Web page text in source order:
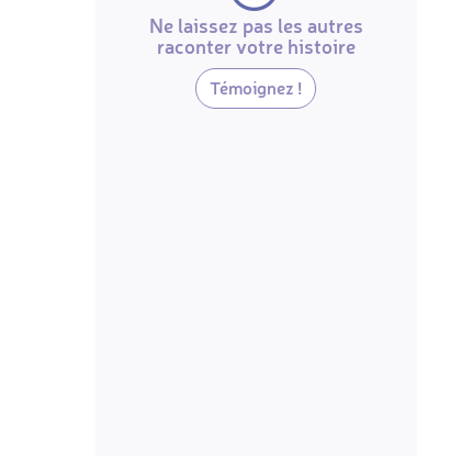
Ne laissez pas les autres
raconter votre histoire
Témoignez !